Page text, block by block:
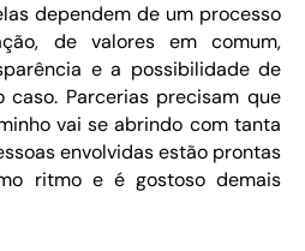
dependem de um processo
de valores em comum,
e a possibilidade de
Parcerias precisam que
vai se abrindo com tanta
envolvidas estão prontas
ritmo e é gostoso demais